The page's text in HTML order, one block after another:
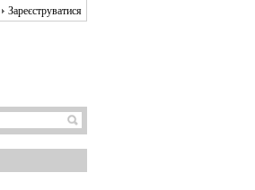
Зареєструватися